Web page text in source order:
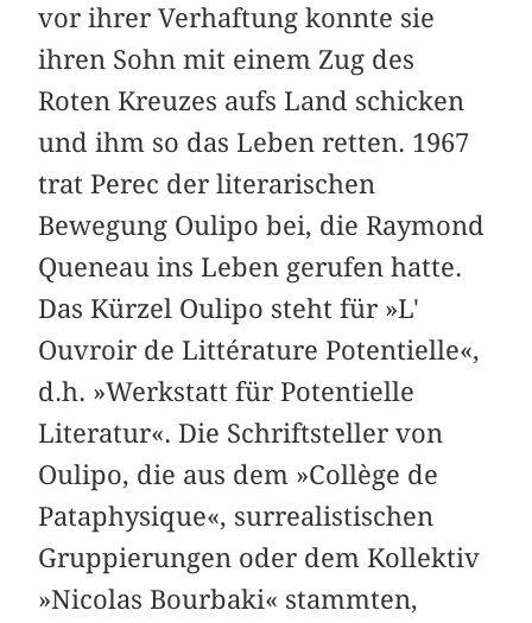
vor ihrer Verhaftung konnte sie
ihren Sohn mit einem Zug des
Roten Kreuzes aufs Land schicken
und ihm so das Leben retten. 1967
trat Perec der literarischen
Bewegung Oulipo bei, die Raymond
Queneau ins Leben gerufen hatte.
Das Kürzel Oulipo steht für »L'
Ouvroir de Littérature Potentielle«,
d.h. »Werkstatt für Potentielle
Literatur«. Die Schriftsteller von
Oulipo, die aus dem »Collège de
Pataphysique«, surrealistischen
Gruppierungen oder dem Kollektiv
»Nicolas Bourbaki« stammten,